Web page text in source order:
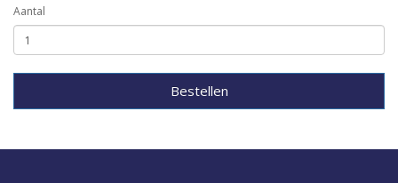
Aantal
Bestellen